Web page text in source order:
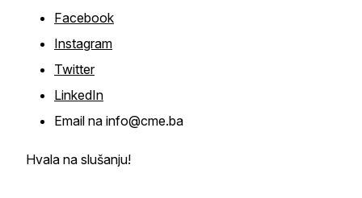
Facebook
Instagram
Twitter
LinkedIn
Email na info@cme.ba
Hvala na slušanju!